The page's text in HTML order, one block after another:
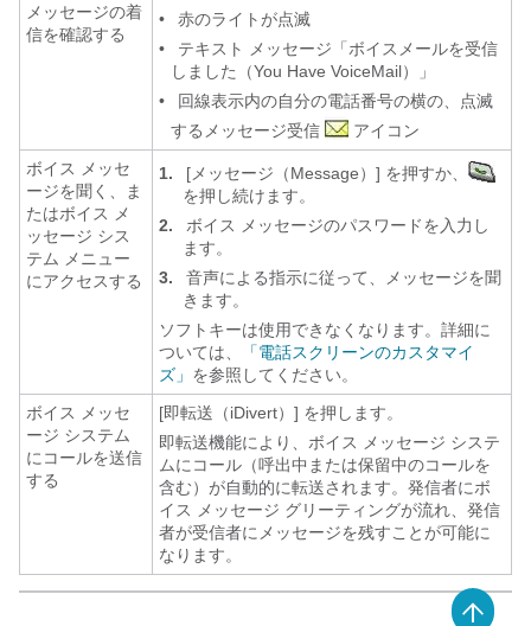
メッセージの着
信を確認する
•
赤のライトが点滅
•
テキスト メッセージ「ボイスメールを受信
しました（You Have VoiceMail）」
•
回線表示内の自分の電話番号の横の、点滅
するメッセージ受信
アイコン
ボイス メッセ
ージを聞く、ま
たはボイス メ
ッセージ シス
テム メニュー
にアクセスする
1. [メッセージ（Message）] を押すか、
を押し続けます。
2.
ボイス メッセージのパスワードを入力し
ます。
3.
音声による指示に従って、メッセージを聞
きます。
ソフトキーは使用できなくなります。詳細に
ついては、
「電話スクリーンのカスタマイ
ズ」 を参照してください。
ボイス メッセ
ージ システム
にコールを送信
する
[即転送（iDivert）] を押します。
即転送機能により、ボイス メッセージ システ
ムにコール（呼出中または保留中のコールを
含む）が自動的に転送されます。発信者にボ
イス メッセージ グリーティングが流れ、発信
者が受信者にメッセージを残すことが可能に
なります。